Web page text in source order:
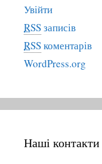
ї
Увійти
RSSзаписів
RSSкоментарів
WordPress.org
Наші контакти